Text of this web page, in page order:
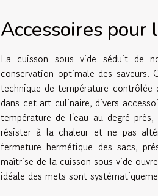
Accessoires pour
La cuisson sous vide séduit de
conservation optimale des
technique de température
dans cet art culinaire, divers
température de l'eau au degré
résister à la chaleur et ne pas
fermeture hermétique des sacs,
maîtrise de la cuisson sous vide
idéale des mets sont